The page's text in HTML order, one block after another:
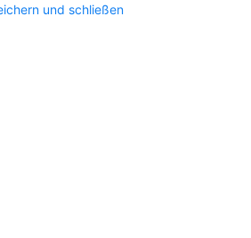
und schließen